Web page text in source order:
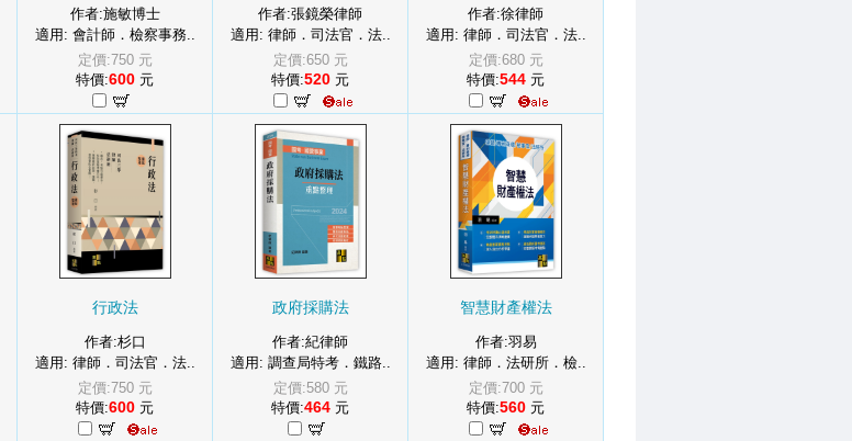
作者:施敏博士
適用: 會計師．檢察事務..
定價:750 元
特價:600 元
作者:張鏡榮律師
適用: 律師．司法官．法..
定價:650 元
特價:520 元
作者:徐律師
適用: 律師．司法官．法..
定價:680 元
特價:544 元
行政法
作者:杉口
適用: 律師．司法官．法..
定價:750 元
特價:600 元
政府採購法
作者:紀律師
適用: 調查局特考．鐵路..
定價:580 元
特價:464 元
智慧財產權法
作者:羽易
適用: 律師．法研所．檢..
定價:700 元
特價:560 元